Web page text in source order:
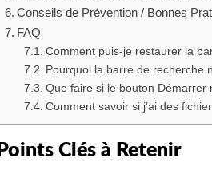
Conseils de Prévention / Bonnes
FAQ
Comment puis-je restaurer la
Pourquoi la barre de recherche
Que faire si le bouton Démarrer
Comment savoir si j’ai des
Points Clés à Retenir